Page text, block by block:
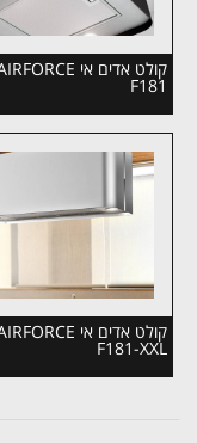
F181
F181-XXL